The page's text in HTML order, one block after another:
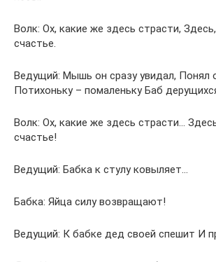
Волк: Ох, какие же здесь страсти,
счастье.
Ведущий: Мышь он сразу увидал, Понял
Потихоньку – помаленьку Баб
Волк: Ох, какие же здесь страсти…
счастье!
Ведущий: Бабка к стулу ковыляет…
Бабка: Яйца силу возвращают!
Ведущий: К бабке дед своей спешит И